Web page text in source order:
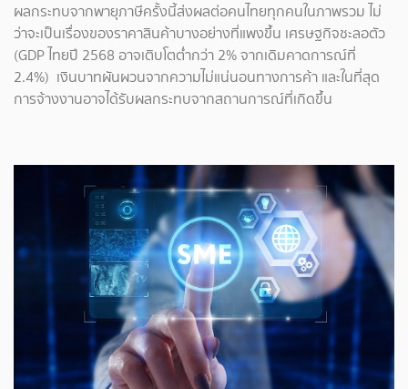
ผลกระทบจากพายุภาษีครั้งนี้ส่งผลต่อคนไทยทุกคนในภาพรวม ไม่
ว่าจะเป็นเรื่องของราคาสินค้าบางอย่างที่แพงขึ้น เศรษฐกิจชะลอตัว
(GDP ไทยปี 2568 อาจเติบโตต่ำกว่า 2% จากเดิมคาดการณ์ที่
2.4%) เงินบาทผันผวนจากความไม่แน่นอนทางการค้า และในที่สุด
การจ้างงานอาจได้รับผลกระทบจากสถานการณ์ที่เกิดขึ้น